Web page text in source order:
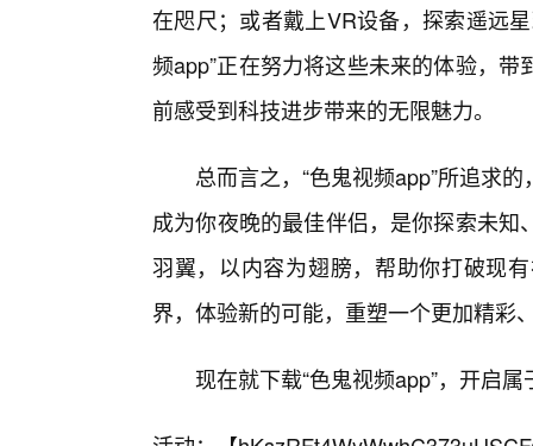
在咫尺；或者戴上VR设备，探索遥远
频app”正在努力将这些未来的体验，
前感受到科技进步带来的无限魅力。
总而言之，“色鬼视频app”所追求
成为你夜晚的最佳伴侣，是你探索未
羽翼，以内容为翅膀，帮助你打破现
界，体验新的可能，重塑一个更加精彩
现在就下载“色鬼视频app”，开启